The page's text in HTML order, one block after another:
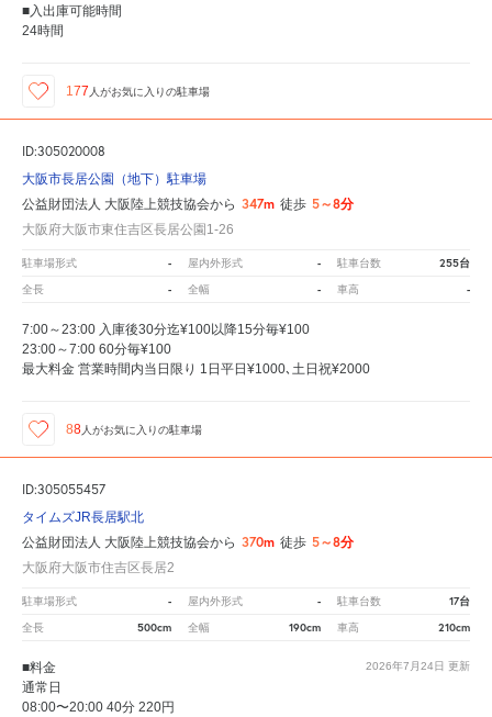
■入出庫可能時間
24時間
177 人がお気に入りの駐車場
ID:305020008
大阪市長居公園（地下）駐車場
公益財団法人 大阪陸上競技協会から 347m 徒歩 5～8分
大阪府大阪市東住吉区長居公園1-26
駐車場形式 - 屋内外形式 - 駐車台数 255台
全長 - 全幅 - 車高 -
7:00～23:00 入庫後30分迄¥100以降15分毎¥100
23:00～7:00 60分毎¥100
最大料金 営業時間内当日限り 1日平日¥1000､土日祝¥2000
88 人がお気に入りの駐車場
ID:305055457
タイムズJR長居駅北
公益財団法人 大阪陸上競技協会から 370m 徒歩 5～8分
大阪府大阪市住吉区長居2
駐車場形式 - 屋内外形式 - 駐車台数 17台
全長 500cm 全幅 190cm 車高 210cm
2026年7月24日 更新
■料金
通常日
08:00〜20:00 40分 220円